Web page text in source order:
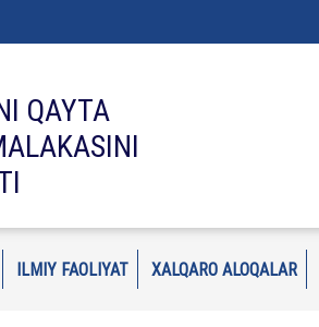
QAYTA
ILMIY FAOLIYAT XALQARO ALOQALAR